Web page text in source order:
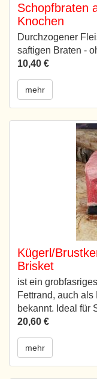
Schopfbraten
Knochen
Durchzogener
saftigen Braten -
10,40 €
mehr
Kügerl/
Brisket
ist ein
Fettrand, auch
bekannt. Ideal für
20,60 €
mehr